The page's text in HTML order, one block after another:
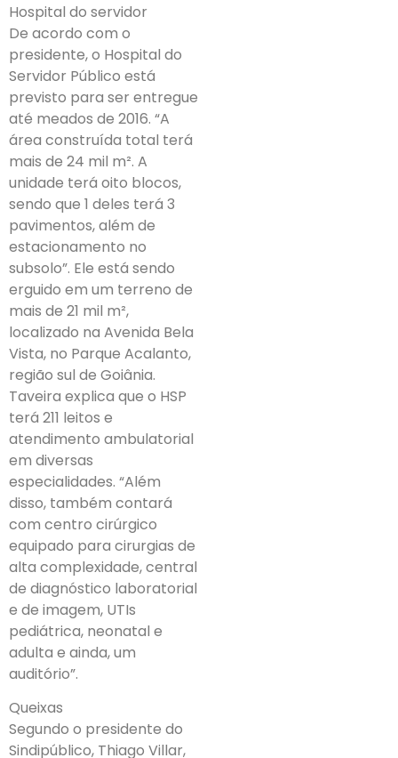
Hospital do servidor
De acordo com o
presidente, o Hospital do
Servidor Público está
previsto para ser entregue
até meados de 2016. “A
área construída total terá
mais de 24 mil m². A
unidade terá oito blocos,
sendo que 1 deles terá 3
pavimentos, além de
estacionamento no
subsolo”. Ele está sendo
erguido em um terreno de
mais de 21 mil m²,
localizado na Avenida Bela
Vista, no Parque Acalanto,
região sul de Goiânia.
Taveira explica que o HSP
terá 211 leitos e
atendimento ambulatorial
em diversas
especialidades. “Além
disso, também contará
com centro cirúrgico
equipado para cirurgias de
alta complexidade, central
de diagnóstico laboratorial
e de imagem, UTIs
pediátrica, neonatal e
adulta e ainda, um
auditório”.
Queixas
Segundo o presidente do
Sindipúblico, Thiago Villar,